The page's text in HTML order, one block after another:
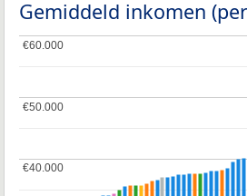
Gemiddeld inkomen
€40.000
€40.000
€50.000
€50.000
€60.000
€60.000